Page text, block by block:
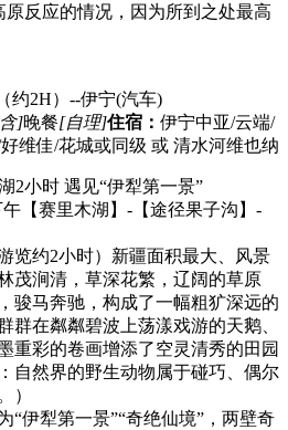
反应的情况，因为所到之处最高
约2H）--伊宁(汽车)
]晚餐[自理]住宿： 伊宁中亚/云端/
维佳/花城或同级 或 清水河维也纳
2小时 遇见“伊犁第一景”
【赛里木湖】-【途径果子沟】-
览约2小时）新疆面积最大、风景
茂涧清，草深花繁，辽阔的草原
骏马奔驰，构成了一幅粗犷深远的
群在粼粼碧波上荡漾戏游的天鹅、
重彩的卷画增添了空灵清秀的田园
自然界的野生动物属于碰巧、偶尔
）
“伊犁第一景”“奇绝仙境”，两壁奇